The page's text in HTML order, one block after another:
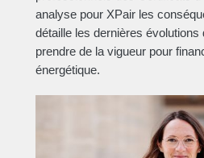
analyse pour XPair les
détaille les dernières évolutions
prendre de la vigueur pour
énergétique.